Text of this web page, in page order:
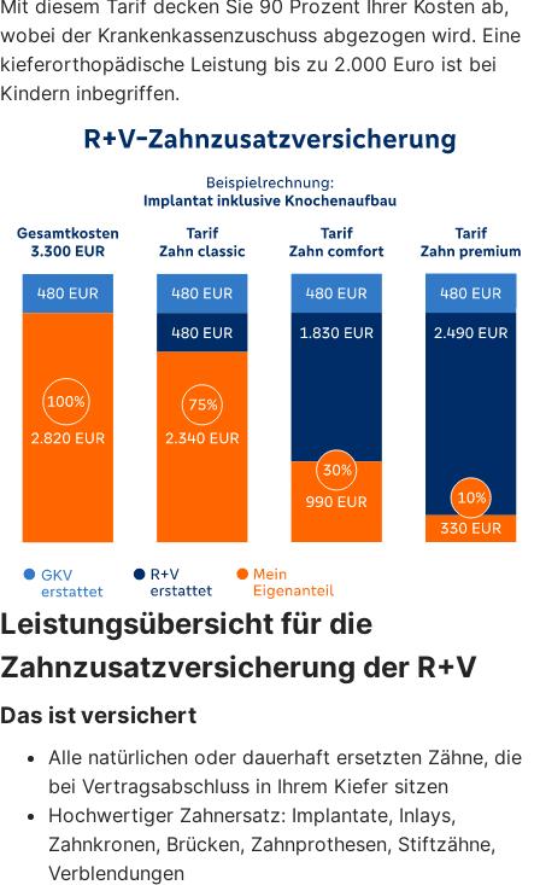
Mit diesem Tarif decken Sie 90 Prozent Ihrer Kosten ab,
wobei der Krankenkassenzuschuss abgezogen wird. Eine
kieferorthopädische Leistung bis zu 2.000 Euro ist bei
Kindern inbegriffen.
Leistungsübersicht für die
Zahnzusatzversicherung der R+V
Das ist versichert
Alle natürlichen oder dauerhaft ersetzten Zähne, die
bei Vertragsabschluss in Ihrem Kiefer sitzen
Hochwertiger Zahnersatz: Implantate, Inlays,
Zahnkronen, Brücken, Zahnprothesen, Stiftzähne,
Verblendungen